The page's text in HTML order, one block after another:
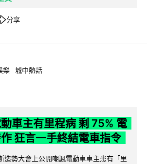
分享
樂 城中熱話
車主有里程病 剩 75% 電
狂言一手終結電車指令
造勢大會上公開嘲諷電動車車主患有「里